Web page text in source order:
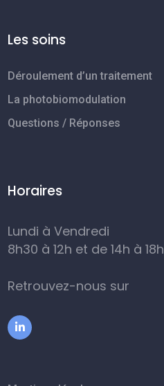
Les soins
Déroulement d’un traitement
La photobiomodulation
Questions / Réponses
Horaires
Lundi à Vendredi
8h30 à 12h et de 14h à 18h
Retrouvez-nous sur